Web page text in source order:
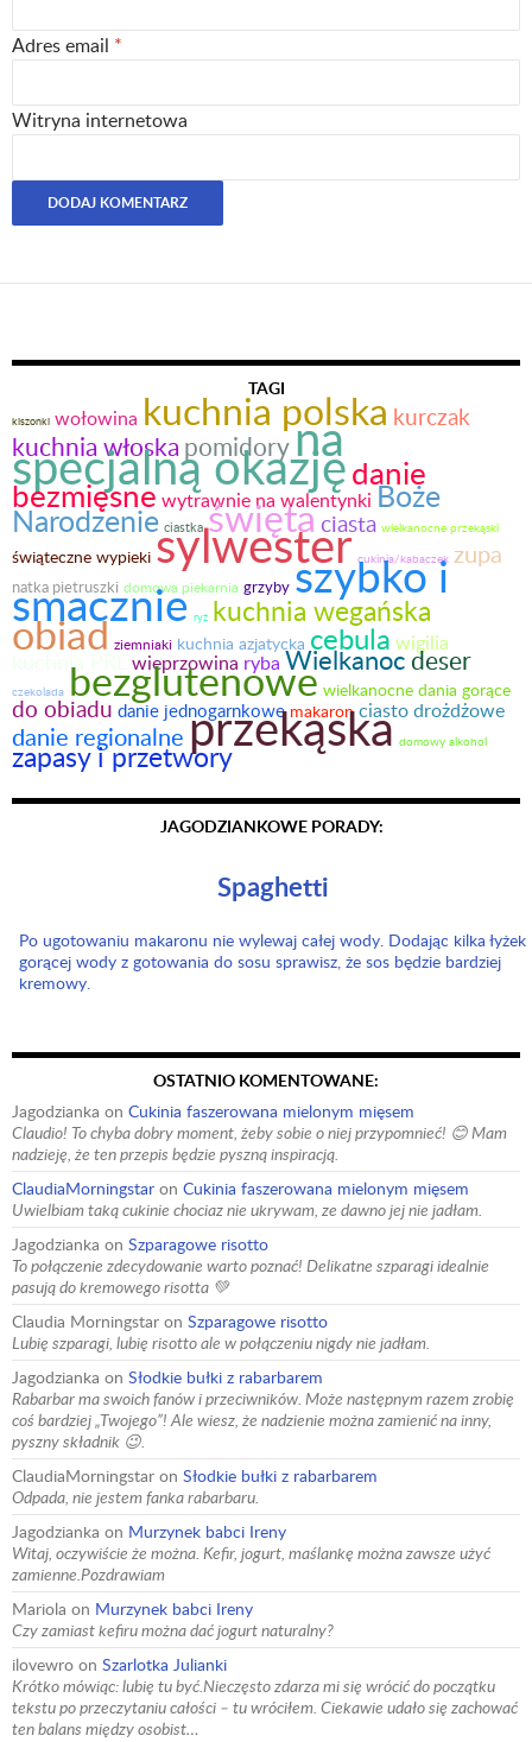
Adres email *
Witryna internetowa
TAGI
kiszonki wołowina kuchnia polska kurczak
kuchnia włoska pomidoryna
specjalną okazjędanie
bezmięsnewytrawnie na walentynki Boże
Narodzenie ciastka świętaciasta wielkanocne przekąski
świąteczne wypieki sylwester cukinia/kabaczek zupa
natka pietruszki domowa piekarnia grzyby szybko i
smacznie ryż kuchnia wegańska
obiad ziemniaki kuchnia azjatycka cebula wigilia
kuchnia PRL wieprzowina ryba Wielkanocdeser
czekolada bezglutenowe wielkanocne dania gorące
do obiadu danie jednogarnkowe makaron ciasto drożdżowe
danie regionalneprzekąska domowy alkohol
zapasy i przetwory
JAGODZIANKOWE PORADY:
Spaghetti
Po ugotowaniu makaronu nie wylewaj całej wody. Dodając kilka łyżek
gorącej wody z gotowania do sosu sprawisz, że sos będzie bardziej
kremowy.
OSTATNIO KOMENTOWANE:
Jagodzianka on Cukinia faszerowana mielonym mięsem
Claudio! To chyba dobry moment, żeby sobie o niej przypomnieć! 😊 Mam
nadzieję, że ten przepis będzie pyszną inspiracją.
ClaudiaMorningstar on Cukinia faszerowana mielonym mięsem
Uwielbiam taką cukinie chociaz nie ukrywam, ze dawno jej nie jadłam.
Jagodzianka on Szparagowe risotto
To połączenie zdecydowanie warto poznać! Delikatne szparagi idealnie
pasują do kremowego risotta 💚
Claudia Morningstar on Szparagowe risotto
Lubię szparagi, lubię risotto ale w połączeniu nigdy nie jadłam.
Jagodzianka on Słodkie bułki z rabarbarem
Rabarbar ma swoich fanów i przeciwników. Może następnym razem zrobię
coś bardziej „Twojego”! Ale wiesz, że nadzienie można zamienić na inny,
pyszny składnik 😉.
ClaudiaMorningstar on Słodkie bułki z rabarbarem
Odpada, nie jestem fanka rabarbaru.
Jagodzianka on Murzynek babci Ireny
Witaj, oczywiście że można. Kefir, jogurt, maślankę można zawsze użyć
zamienne.Pozdrawiam
Mariola on Murzynek babci Ireny
Czy zamiast kefiru można dać jogurt naturalny?
ilovewro on Szarlotka Julianki
Krótko mówiąc: lubię tu być.Nieczęsto zdarza mi się wrócić do początku
tekstu po przeczytaniu całości – tu wróciłem. Ciekawie udało się zachować
ten balans między osobist…